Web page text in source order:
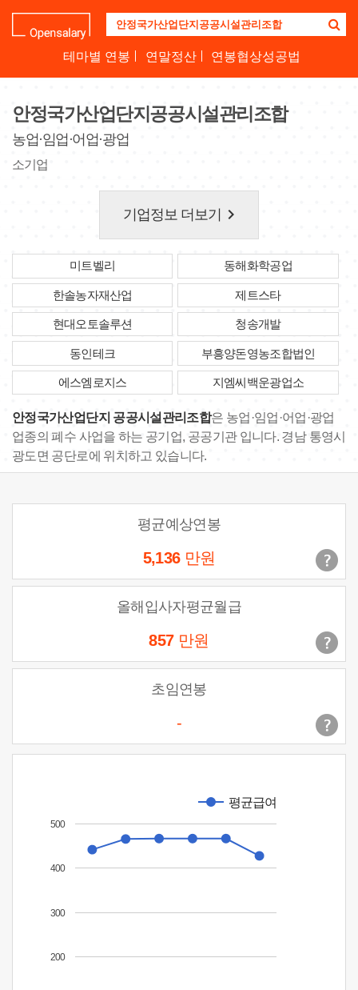
업
명
하
세
요
테마별 연봉 연말정산 연봉협상성공법
안정국가산업단지공공시설관리조합
농업·임업·어업·광업
소기업
기업정보 더보기 keyboard_arrow_right
미트벨리 동해화학공업
한솔농자재산업 제트스타
현대오토솔루션 청송개발
동인테크 부흥양돈영농조합법인
에스엠로지스 지엠씨백운광업소
안정국가산업단지 공공시설관리조합은 농업·임업·어업·광업
업종의 폐수 사업을 하는 공기업, 공공기관 입니다. 경남 통영시
광도면 공단로에 위치하고 있습니다.
평균예상연봉
5,136 만원
올해입사자평균월급
857 만원
초임연봉
-
평균급여
200
300
400
500